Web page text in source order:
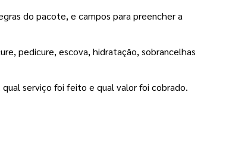
do pacote, e campos para preencher a
pedicure, escova, hidratação, sobrancelhas
serviço foi feito e qual valor foi cobrado.